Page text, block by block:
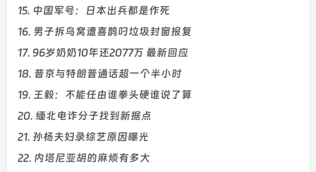
15. 中国军号：日本出兵都是作死
16. 男子拆鸟窝遭喜鹊叼垃圾封窗报复
17. 96岁奶奶10年还2077万 最新回应
18. 普京与特朗普通话超一个半小时
19. 王毅：不能任由谁拳头硬谁说了算
20. 缅北电诈分子找到新据点
21. 孙杨夫妇录综艺原因曝光
22. 内塔尼亚胡的麻烦有多大